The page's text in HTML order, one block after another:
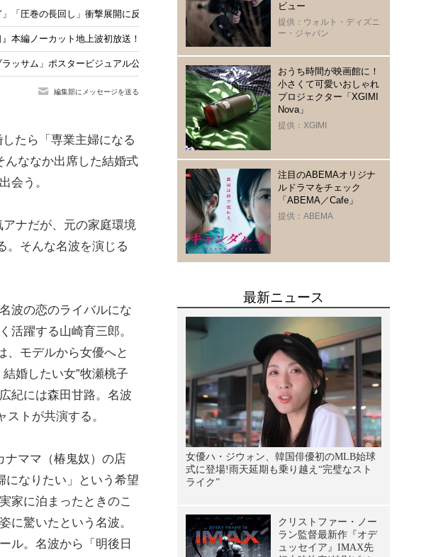
」「圧巻の長回し」衝撃展開に反響続々、“直人”高橋文哉には「マジで読めない」謎深まる「Tシャツが乾
本編ノーカット地上波初放送！8月28日の金ローにて
ッサム」ポスタービジュアル公開 タイトル映像は奥山大史が監督
編集部にメッセージを送る
たら「専業主婦になる
んななか出席した結婚式
会う。
ナだが、元の家庭環境
。そんな名波を演じる
波の恋のライバルにな
活躍する山崎育三郎。
、モデルから女優へと
婚したい女”牧瀬桃子
紀には森田甘路。名波
トが共演する。
ナママ（椿鬼奴）の店
になりたい」という希望
家に泊まったときのこ
に驚いたという名波。
ル。名波から「明後日
ビュー
提供：ウォルト・ディズニ
ー・ジャパン
おうち時間が映画館に！
小さくて可愛いおしゃれ
プロジェクター「XGIMI
Nova」
提供：XGIMI
注目のABEMAオリジナ
ルドラマをチェック
「ABEMA／Cafe」
提供：ABEMA